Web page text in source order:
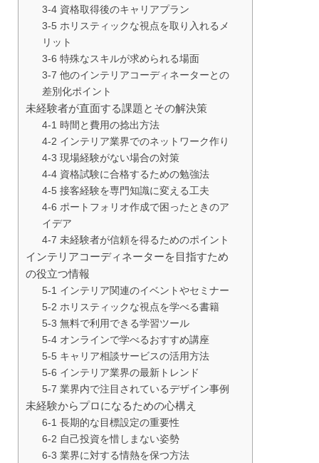
3-4 資格取得後のキャリアプラン
3-5 ホリスティックな視点を取り入れるメ
リット
3-6 特殊なスキルが求められる場面
3-7 他のインテリアコーディネーターとの
差別化ポイント
未経験者が直面する課題とその解決策
4-1 時間と費用の捻出方法
4-2 インテリア業界でのネットワーク作り
4-3 現場経験がない場合の対策
4-4 資格試験に合格するための勉強法
4-5 接客経験を専門知識に変える工夫
4-6 ポートフォリオ作成で困ったときのア
イデア
4-7 未経験者が信頼を得るためのポイント
インテリアコーディネーターを目指すため
の役立つ情報
5-1 インテリア関連のイベントやセミナー
5-2 ホリスティックな視点を学べる書籍
5-3 無料で利用できる学習ツール
5-4 オンラインで学べるおすすめ講座
5-5 キャリア相談サービスの活用方法
5-6 インテリア業界の最新トレンド
5-7 業界内で注目されているデザイン事例
未経験からプロになるための心構え
6-1 長期的な目標設定の重要性
6-2 自己投資を惜しまない姿勢
6-3 業界に対する情熱を保つ方法